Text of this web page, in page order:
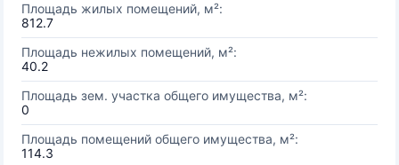
Площадь жилых помещений, м²:
812.7
Площадь нежилых помещений, м²:
40.2
Площадь зем. участка общего имущества, м²:
0
Площадь помещений общего имущества, м²:
114.3